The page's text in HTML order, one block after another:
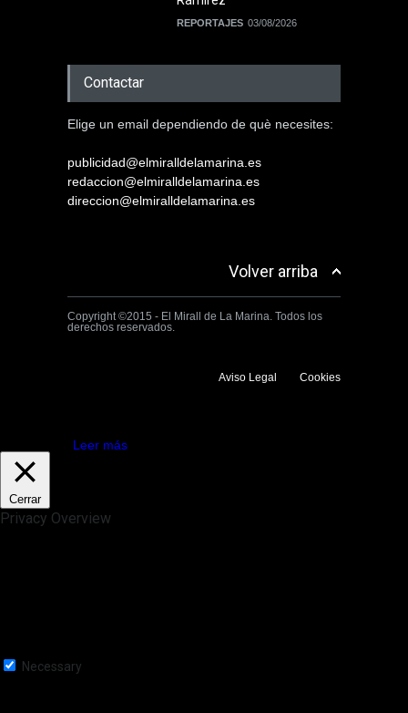
REPORTAJES 03/08/2026
Contactar
Elige un email dependiendo de què necesites:
publicidad@elmiralldelamarina.es
redaccion@elmiralldelamarina.es
direccion@elmiralldelamarina.es
Volver arriba
Copyright ©2015 - El Mirall de La Marina. Todos los
derechos reservados.
Aviso Legal Cookies
Leer más
Cerrar
Privacy Overview
Necessary